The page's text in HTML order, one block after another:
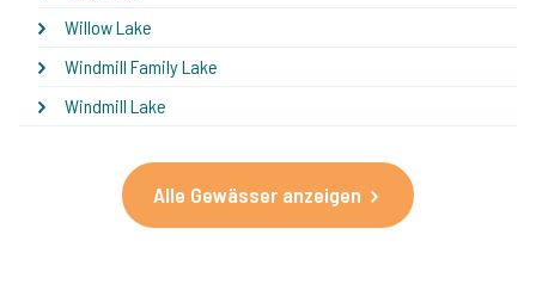
Willow Lake
Windmill Family Lake
Windmill Lake
Alle Gewässer anzeigen